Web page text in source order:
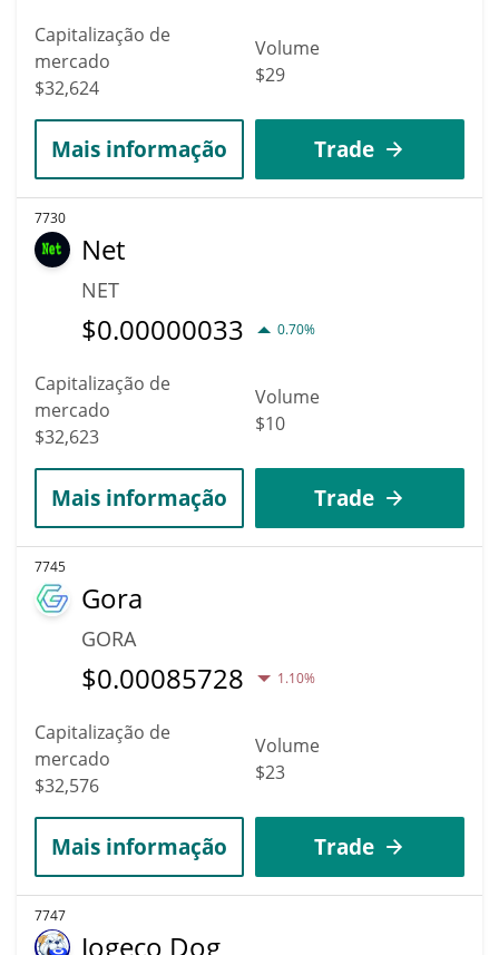
Capitalização de
mercado
$32,624
Volume
$29
Mais informação Trade
7730
Net
NET
$0.00000033 0.70%
Capitalização de
mercado
$32,623
Volume
$10
Mais informação Trade
7745
Gora
GORA
$0.00085728 1.10%
Capitalização de
mercado
$32,576
Volume
$23
Mais informação Trade
7747
Jogeco Dog